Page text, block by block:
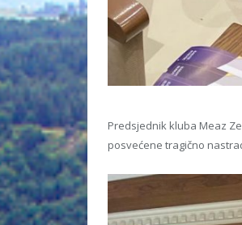
Predsjednik kluba Meaz
posvećene tragično